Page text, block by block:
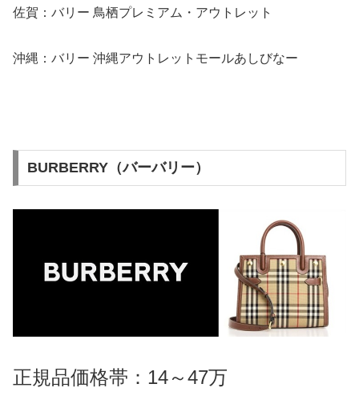
佐賀：バリー 鳥栖プレミアム・アウトレット
沖縄：バリー 沖縄アウトレットモールあしびなー
BURBERRY（バーバリー）
正規品価格帯：14～47万